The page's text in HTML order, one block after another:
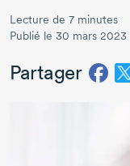
Lecture de 7 minutes
Publié le 30 mars 2023
Partager